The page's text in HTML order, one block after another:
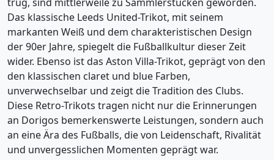
Das klassische Leeds United-Trikot, mit seinem
markanten Weiß und dem charakteristischen Design
der 90er Jahre, spiegelt die Fußballkultur dieser Zeit
wider. Ebenso ist das Aston Villa-Trikot, geprägt von den
den klassischen claret und blue Farben,
unverwechselbar und zeigt die Tradition des Clubs.
Diese Retro-Trikots tragen nicht nur die Erinnerungen
an Dorigos bemerkenswerte Leistungen, sondern auch
an eine Ära des Fußballs, die von Leidenschaft, Rivalität
und unvergesslichen Momenten geprägt war.